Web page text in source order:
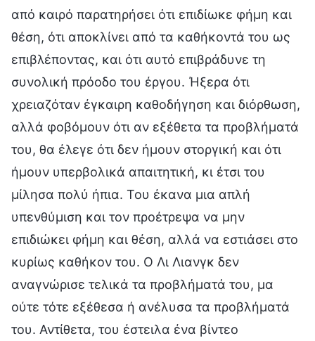
από καιρό παρατηρήσει ότι επιδίωκε φήμη και
θέση, ότι αποκλίνει από τα καθήκοντά του ως
επιβλέποντας, και ότι αυτό επιβράδυνε τη
συνολική πρόοδο του έργου. Ήξερα ότι
χρειαζόταν έγκαιρη καθοδήγηση και διόρθωση,
αλλά φοβόμουν ότι αν εξέθετα τα προβλήματά
του, θα έλεγε ότι δεν ήμουν στοργική και ότι
ήμουν υπερβολικά απαιτητική, κι έτσι του
μίλησα πολύ ήπια. Του έκανα μια απλή
υπενθύμιση και τον προέτρεψα να μην
επιδιώκει φήμη και θέση, αλλά να εστιάσει στο
κυρίως καθήκον του. Ο Λι Λιανγκ δεν
αναγνώρισε τελικά τα προβλήματά του, μα
ούτε τότε εξέθεσα ή ανέλυσα τα προβλήματά
του. Αντίθετα, του έστειλα ένα βίντεο